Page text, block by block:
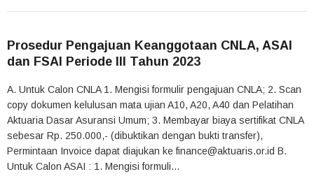
Prosedur Pengajuan Keanggotaan CNLA, ASAI
dan FSAI Periode III Tahun 2023
A. Untuk Calon CNLA 1. Mengisi formulir pengajuan CNLA; 2. Scan
copy dokumen kelulusan mata ujian A10, A20, A40 dan Pelatihan
Aktuaria Dasar Asuransi Umum; 3. Membayar biaya sertifikat CNLA
sebesar Rp. 250.000,- (dibuktikan dengan bukti transfer),
Permintaan Invoice dapat diajukan ke finance@aktuaris.or.id B.
Untuk Calon ASAI : 1. Mengisi formuli...